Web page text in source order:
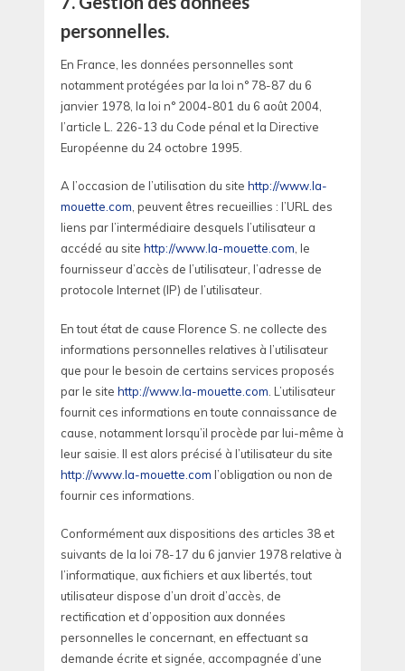
personnelles.
En France, les données personnelles sont
notamment protégées par la loi n° 78-87 du 6
janvier 1978, la loi n° 2004-801 du 6 août 2004,
l’article L. 226-13 du Code pénal et la Directive
Européenne du 24 octobre 1995.
A l’occasion de l’utilisation du site http://www.la-
mouette.com, peuvent êtres recueillies : l’URL des
liens par l’intermédiaire desquels l’utilisateur a
accédé au site http://www.la-mouette.com, le
fournisseur d’accès de l’utilisateur, l’adresse de
protocole Internet (IP) de l’utilisateur.
En tout état de cause Florence S. ne collecte des
informations personnelles relatives à l’utilisateur
que pour le besoin de certains services proposés
par le site http://www.la-mouette.com . L’utilisateur
fournit ces informations en toute connaissance de
cause, notamment lorsqu’il procède par lui-même à
leur saisie. Il est alors précisé à l’utilisateur du site
http://www.la-mouette.com l’obligation ou non de
fournir ces informations.
Conformément aux dispositions des articles 38 et
suivants de la loi 78-17 du 6 janvier 1978 relative à
l’informatique, aux fichiers et aux libertés, tout
utilisateur dispose d’un droit d’accès, de
rectification et d’opposition aux données
personnelles le concernant, en effectuant sa
demande écrite et signée, accompagnée d’une